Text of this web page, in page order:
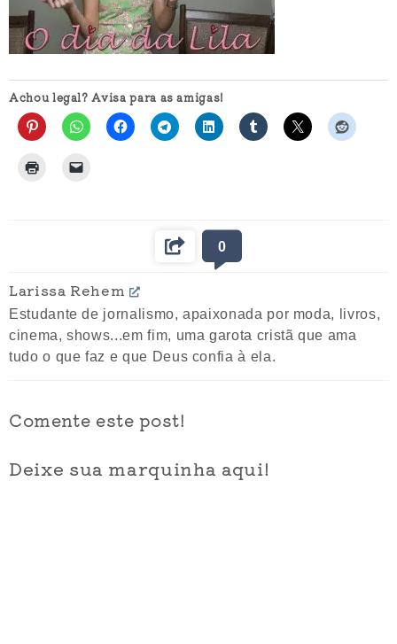
Achou legal? Avisa para as amigas!
0
Larissa Rehem
Estudante de jornalismo, apaixonada por moda, livros,
cinema, shows...em fim, uma garota cristã que ama
tudo o que faz e que Deus confia à ela.
Comente este post!
Deixe sua marquinha aqui!